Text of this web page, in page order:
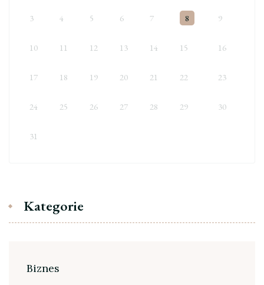
3 4 5 6 7 8 9
10 11 12 13 14 15 16
17 18 19 20 21 22 23
24 25 26 27 28 29 30
31
Kategorie
Biznes